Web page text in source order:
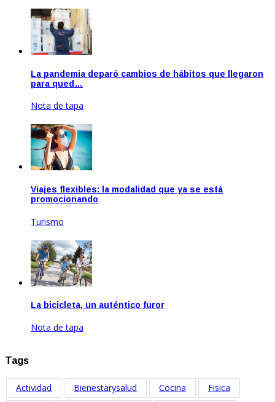
La pandemia deparó cambios de hábitos que llegaron
para qued…
Nota de tapa
Viajes flexibles: la modalidad que ya se está
promocionando
Turismo
La bicicleta, un auténtico furor
Nota de tapa
Tags
Actividad Bienestarysalud Cocina
Fisica